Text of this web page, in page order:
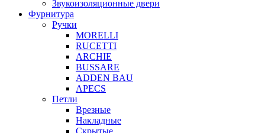
Звукоизоляционные двери
Фурнитура
Ручки
MORELLI
RUCETTI
ARCHIE
BUSSARE
ADDEN BAU
APECS
Петли
Врезные
Накладные
Скрытые